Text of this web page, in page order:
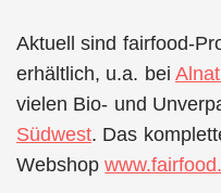
Aktuell sind fairfood-
erhältlich, u.a. bei
vielen Bio- und
Südwest. Das
Webshop